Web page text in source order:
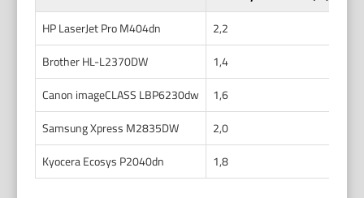
HP LaserJet Pro M404dn
2,2
Brother HL-L2370DW
1,4
Canon imageCLASS LBP6230dw
1,6
Samsung Xpress M2835DW
2,0
Kyocera Ecosys P2040dn
1,8